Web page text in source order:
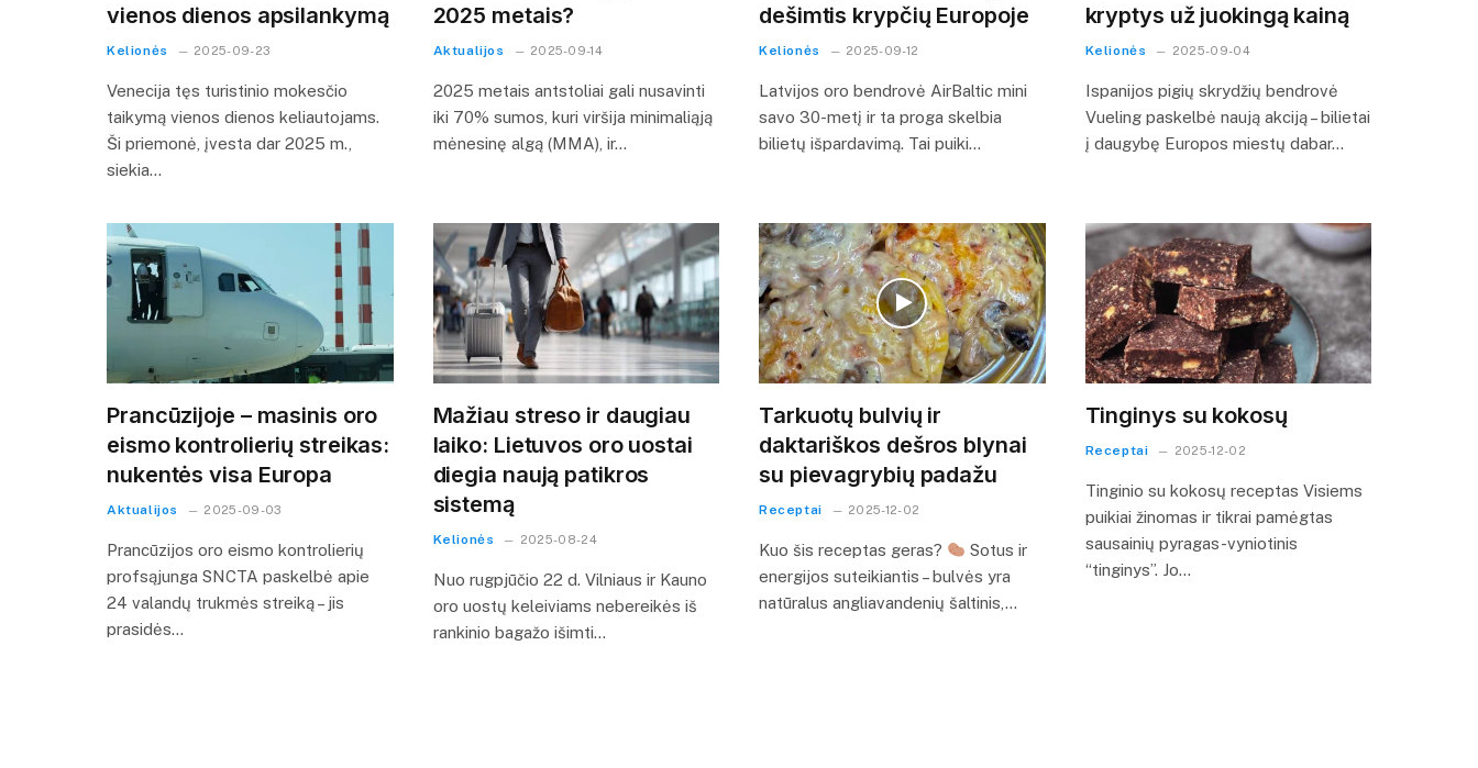
vienos dienos apsilankymą
Kelionės 2025-09-23
Venecija tęs turistinio mokesčio
taikymą vienos dienos keliautojams.
Ši priemonė, įvesta dar 2025 m.,
siekia…
2025 metais?
Aktualijos 2025-09-14
2025 metais antstoliai gali nusavinti
iki 70% sumos, kuri viršija minimaliąją
mėnesinę algą (MMA), ir…
dešimtis krypčių Europoje
Kelionės 2025-09-12
Latvijos oro bendrovė AirBaltic mini
savo 30-metį ir ta proga skelbia
bilietų išpardavimą. Tai puiki…
kryptys už juokingą kainą
Kelionės 2025-09-04
Ispanijos pigių skrydžių bendrovė
Vueling paskelbė naują akciją – bilietai
į daugybę Europos miestų dabar…
Prancūzijoje – masinis oro
eismo kontrolierių streikas:
nukentės visa Europa
Aktualijos 2025-09-03
Prancūzijos oro eismo kontrolierių
profsąjunga SNCTA paskelbė apie
24 valandų trukmės streiką – jis
prasidės…
Mažiau streso ir daugiau
laiko: Lietuvos oro uostai
diegia naują patikros
sistemą
Kelionės 2025-08-24
Nuo rugpjūčio 22 d. Vilniaus ir Kauno
oro uostų keleiviams nebereikės iš
rankinio bagažo išimti…
Tarkuotų bulvių ir
daktariškos dešros blynai
su pievagrybių padažu
Receptai 2025-12-02
Kuo šis receptas geras?
Sotus ir
energijos suteikiantis – bulvės yra
natūralus angliavandenių šaltinis,…
Tinginys su kokosų
Receptai 2025-12-02
Tinginio su kokosų receptas Visiems
puikiai žinomas ir tikrai pamėgtas
sausainių pyragas-vyniotinis
“tinginys”. Jo…